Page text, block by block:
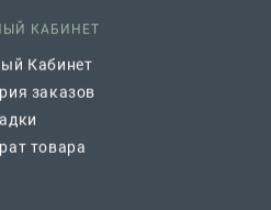
КАБИНЕТ
Кабинет
заказов
товара